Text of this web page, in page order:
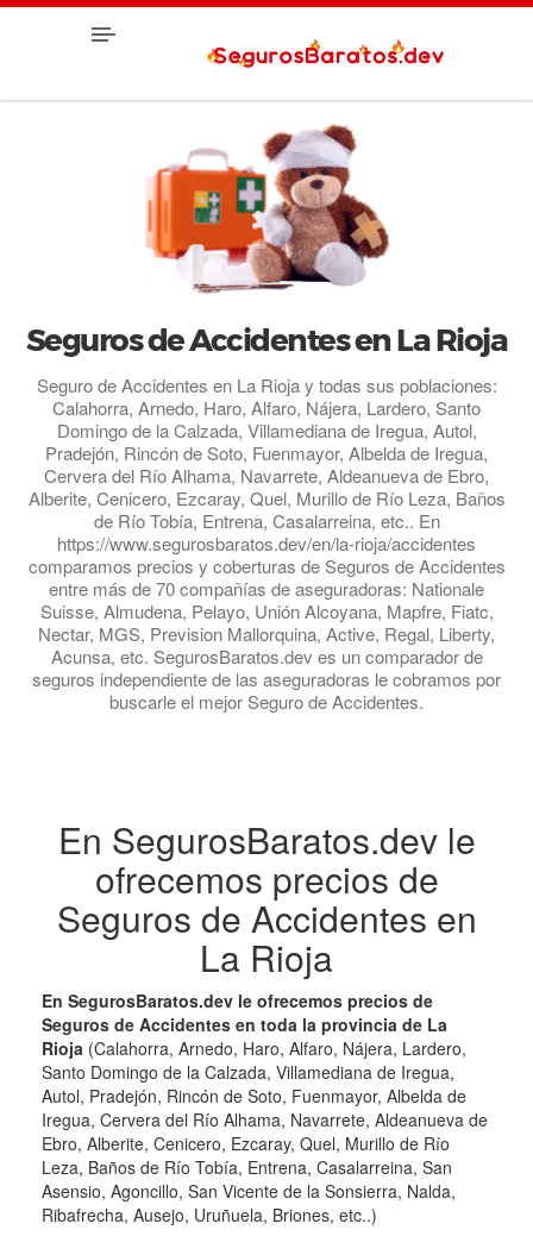
Seguros de Accidentes en La Rioja
Seguro de Accidentes en La Rioja y todas sus poblaciones:
Calahorra, Arnedo, Haro, Alfaro, Nájera, Lardero, Santo
Domingo de la Calzada, Villamediana de Iregua, Autol,
Pradejón, Rincón de Soto, Fuenmayor, Albelda de Iregua,
Cervera del Río Alhama, Navarrete, Aldeanueva de Ebro,
Alberite, Cenicero, Ezcaray, Quel, Murillo de Río Leza, Baños
de Río Tobía, Entrena, Casalarreina, etc.. En
https://www.segurosbaratos.dev/en/la-rioja/accidentes
comparamos precios y coberturas de Seguros de Accidentes
entre más de 70 compañías de aseguradoras: Nationale
Suisse, Almudena, Pelayo, Unión Alcoyana, Mapfre, Fiatc,
Nectar, MGS, Prevision Mallorquina, Active, Regal, Liberty,
Acunsa, etc. SegurosBaratos.dev es un comparador de
seguros independiente de las aseguradoras le cobramos por
buscarle el mejor Seguro de Accidentes.
En SegurosBaratos.dev le
ofrecemos precios de
Seguros de Accidentes en
La Rioja
En SegurosBaratos.dev le ofrecemos precios de
Seguros de Accidentes en toda la provincia de La
Rioja (Calahorra, Arnedo, Haro, Alfaro, Nájera, Lardero,
Santo Domingo de la Calzada, Villamediana de Iregua,
Autol, Pradejón, Rincón de Soto, Fuenmayor, Albelda de
Iregua, Cervera del Río Alhama, Navarrete, Aldeanueva de
Ebro, Alberite, Cenicero, Ezcaray, Quel, Murillo de Río
Leza, Baños de Río Tobía, Entrena, Casalarreina, San
Asensio, Agoncillo, San Vicente de la Sonsierra, Nalda,
Ribafrecha, Ausejo, Uruñuela, Briones, etc..)